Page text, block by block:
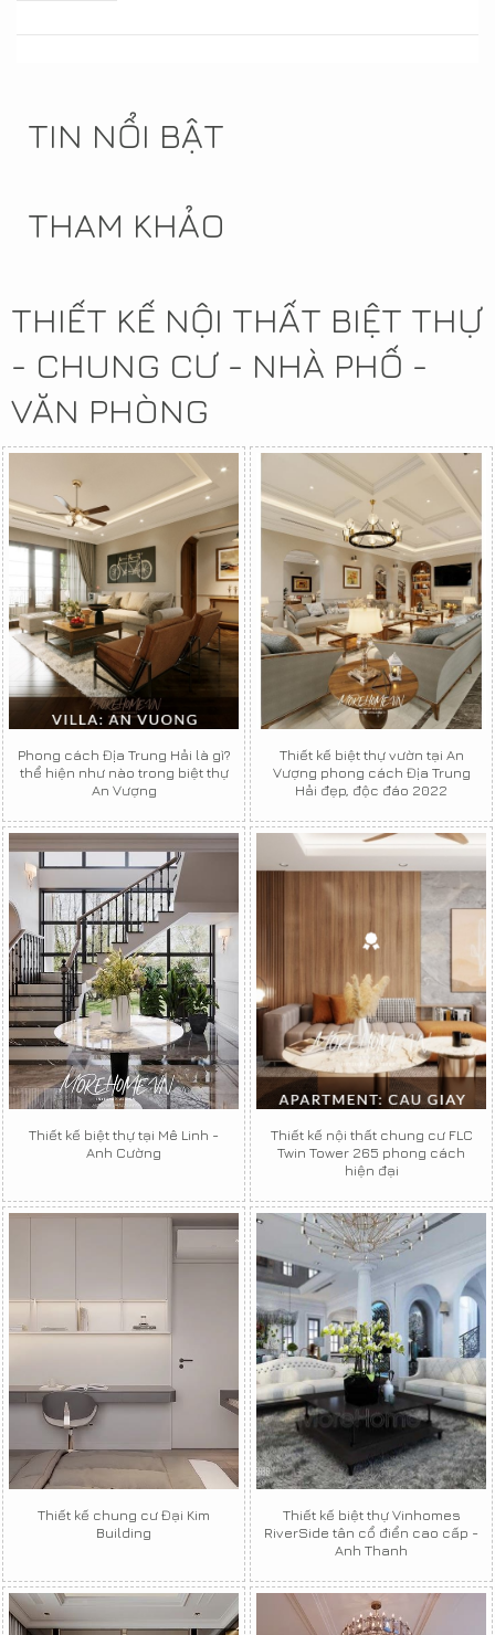
TIN NỔI BẬT
THAM KHẢO
THIẾT KẾ NỘI THẤT BIỆT THỰ
- CHUNG CƯ - NHÀ PHỐ -
VĂN PHÒNG
Phong cách Địa Trung Hải là gì?
thể hiện như nào trong biệt thự
An Vượng
Thiết kế biệt thự vườn tại An
Vượng phong cách Địa Trung
Hải đẹp, độc đáo 2022
Thiết kế biệt thự tại Mê Linh -
Anh Cường
Thiết kế nội thất chung cư FLC
Twin Tower 265 phong cách
hiện đại
Thiết kế chung cư Đại Kim
Building
Thiết kế biệt thự Vinhomes
RiverSide tân cổ điển cao cấp -
Anh Thanh